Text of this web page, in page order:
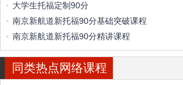
大学生托福定制90分
南京新航道新托福90分基础突破课程
南京新航道新托福90分精讲课程
同类热点网络课程